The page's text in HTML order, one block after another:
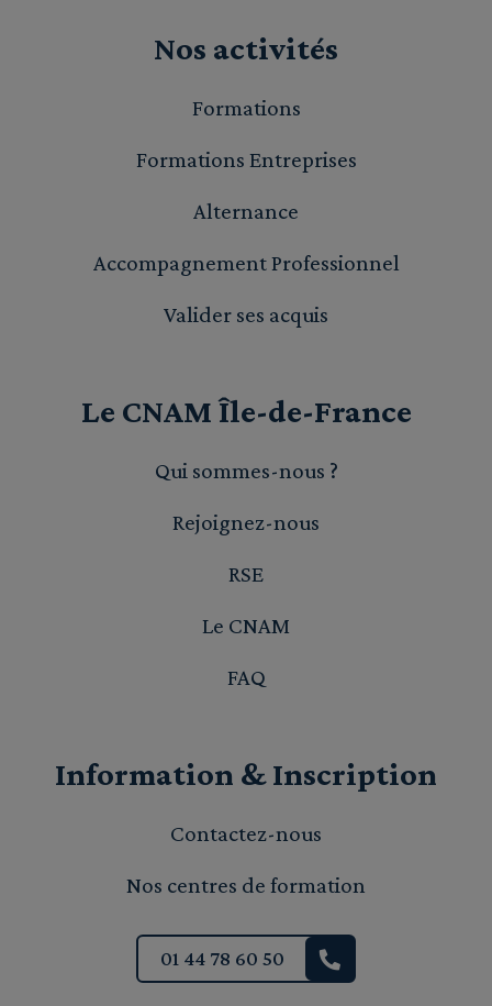
Nos activités
Formations
Formations Entreprises
Alternance
Accompagnement Professionnel
Valider ses acquis
Le CNAM Île-de-France
Qui sommes-nous ?
Rejoignez-nous
RSE
Le CNAM
FAQ
Information & Inscription
Contactez-nous
Nos centres de formation
01 44 78 60 50